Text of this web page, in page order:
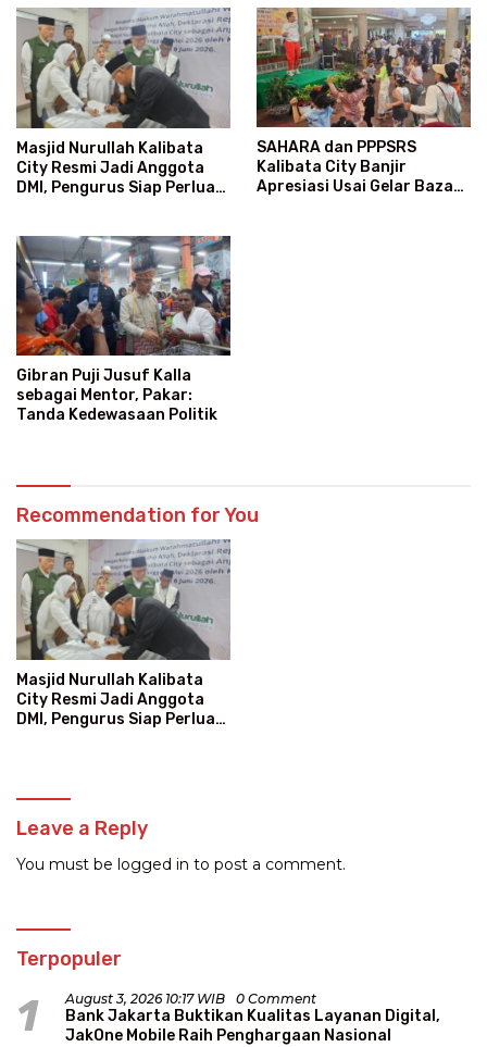
Masjid Nurullah Kalibata
City Resmi Jadi Anggota
DMI, Pengurus Siap Perluas
SAHARA dan PPPSRS
Kalibata City Banjir
Apresiasi Usai Gelar Bazaar
Gibran Puji Jusuf Kalla
sebagai Mentor, Pakar:
Tanda Kedewasaan Politik
Recommendation for You
Masjid Nurullah Kalibata
City Resmi Jadi Anggota
DMI, Pengurus Siap Perluas
Leave a Reply
You must be logged in to post a comment.
Terpopuler
1 August 3, 2026 10:17 WIB 0 Comment
Bank Jakarta Buktikan Kualitas Layanan Digital,
JakOne Mobile Raih Penghargaan Nasional